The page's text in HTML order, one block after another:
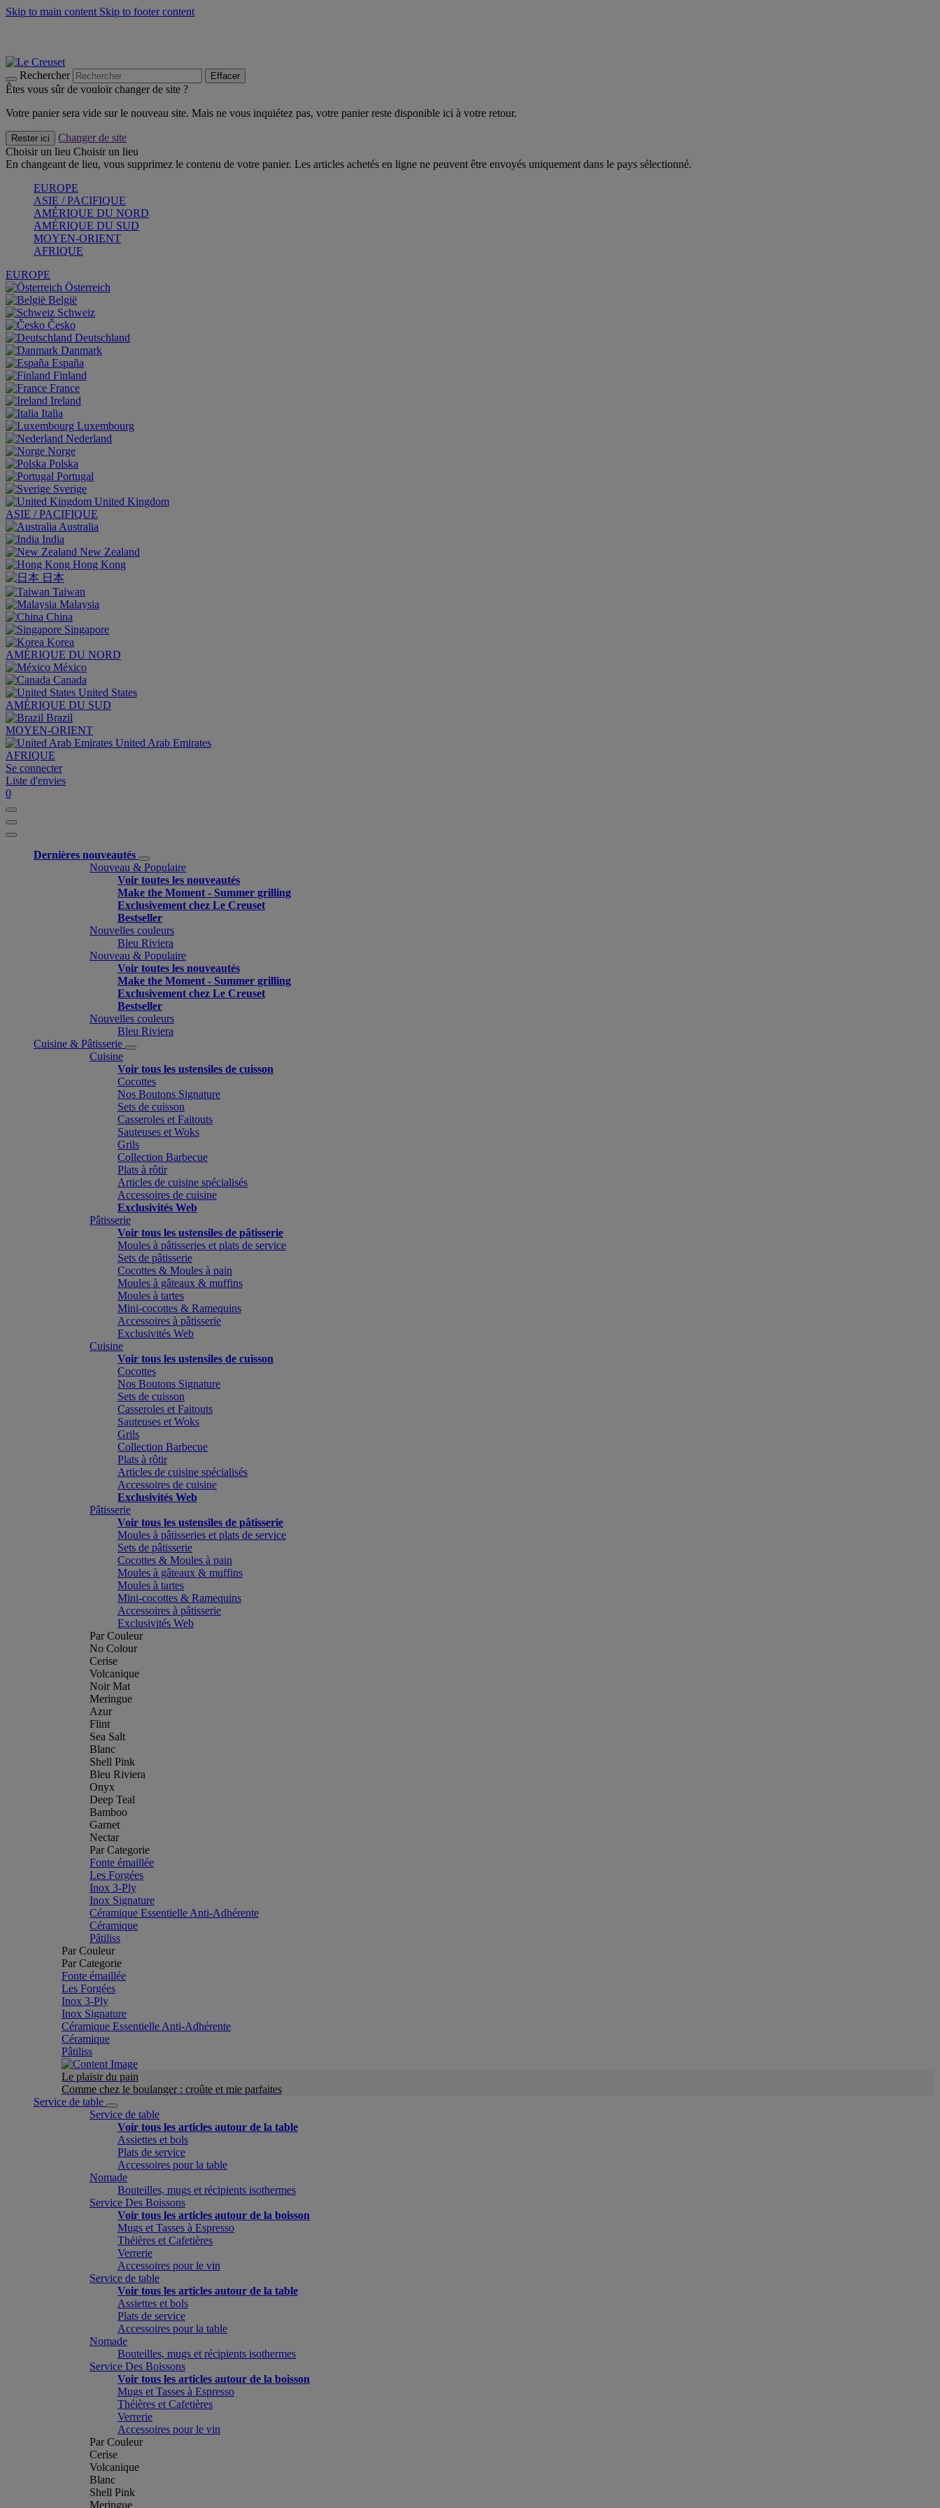
Skip to main content Skip to footer content
Rechercher Effacer
Êtes vous sûr de vouloir changer de site ?
Votre panier sera vide sur le nouveau site. Mais ne vous inquiétez pas, votre panier reste disponible ici à votre retour.
Rester ici
Changer de site
Choisir un lieu Choisir un lieu
En changeant de lieu, vous supprimez le contenu de votre panier. Les articles achetés en ligne ne peuvent être envoyés uniquement dans le pays sélectionné.
EUROPE
ASIE / PACIFIQUE
AMÉRIQUE DU NORD
AMÉRIQUE DU SUD
MOYEN-ORIENT
AFRIQUE
EUROPE
Österreich
België
Schweiz
Česko
Deutschland
Danmark
España
Finland
France
Ireland
Italia
Luxembourg
Nederland
Norge
Polska
Portugal
Sverige
United Kingdom
ASIE / PACIFIQUE
Australia
India
New Zealand
Hong Kong
日本
Taiwan
Malaysia
China
Singapore
Korea
AMÉRIQUE DU NORD
México
Canada
United States
AMÉRIQUE DU SUD
Brazil
MOYEN-ORIENT
United Arab Emirates
AFRIQUE
Se connecter
Liste d'envies
0
Dernières nouveautés
Nouveau & Populaire
Voir toutes les nouveautés
Make the Moment - Summer grilling
Exclusivement chez Le Creuset
Bestseller
Nouvelles couleurs
Bleu Riviera
Nouveau & Populaire
Voir toutes les nouveautés
Make the Moment - Summer grilling
Exclusivement chez Le Creuset
Bestseller
Nouvelles couleurs
Bleu Riviera
Cuisine & Pâtisserie
Cuisine
Voir tous les ustensiles de cuisson
Cocottes
Nos Boutons Signature
Sets de cuisson
Casseroles et Faitouts
Sauteuses et Woks
Grils
Collection Barbecue
Plats à rôtir
Articles de cuisine spécialisés
Accessoires de cuisine
Exclusivités Web
Pâtisserie
Voir tous les ustensiles de pâtisserie
Moules à pâtisseries et plats de service
Sets de pâtisserie
Cocottes & Moules à pain
Moules à gâteaux & muffins
Moules à tartes
Mini-cocottes & Ramequins
Accessoires à pâtisserie
Exclusivités Web
Cuisine
Voir tous les ustensiles de cuisson
Cocottes
Nos Boutons Signature
Sets de cuisson
Casseroles et Faitouts
Sauteuses et Woks
Grils
Collection Barbecue
Plats à rôtir
Articles de cuisine spécialisés
Accessoires de cuisine
Exclusivités Web
Pâtisserie
Voir tous les ustensiles de pâtisserie
Moules à pâtisseries et plats de service
Sets de pâtisserie
Cocottes & Moules à pain
Moules à gâteaux & muffins
Moules à tartes
Mini-cocottes & Ramequins
Accessoires à pâtisserie
Exclusivités Web
Par Couleur
No Colour
Cerise
Volcanique
Noir Mat
Meringue
Azur
Flint
Sea Salt
Blanc
Shell Pink
Bleu Riviera
Onyx
Deep Teal
Bamboo
Garnet
Nectar
Par Categorie
Fonte émaillée
Les Forgées
Inox 3-Ply
Inox Signature
Céramique Essentielle Anti-Adhérente
Céramique
Pâtiliss
Par Couleur
Par Categorie
Fonte émaillée
Les Forgées
Inox 3-Ply
Inox Signature
Céramique Essentielle Anti-Adhérente
Céramique
Pâtiliss
Le plaisir du pain
Comme chez le boulanger : croûte et mie parfaites
Service de table
Service de table
Voir tous les articles autour de la table
Assiettes et bols
Plats de service
Accessoires pour la table
Nomade
Bouteilles, mugs et récipients isothermes
Service Des Boissons
Voir tous les articles autour de la boisson
Mugs et Tasses à Espresso
Théières et Cafetières
Verrerie
Accessoires pour le vin
Service de table
Voir tous les articles autour de la table
Assiettes et bols
Plats de service
Accessoires pour la table
Nomade
Bouteilles, mugs et récipients isothermes
Service Des Boissons
Voir tous les articles autour de la boisson
Mugs et Tasses à Espresso
Théières et Cafetières
Verrerie
Accessoires pour le vin
Par Couleur
Cerise
Volcanique
Blanc
Shell Pink
Meringue